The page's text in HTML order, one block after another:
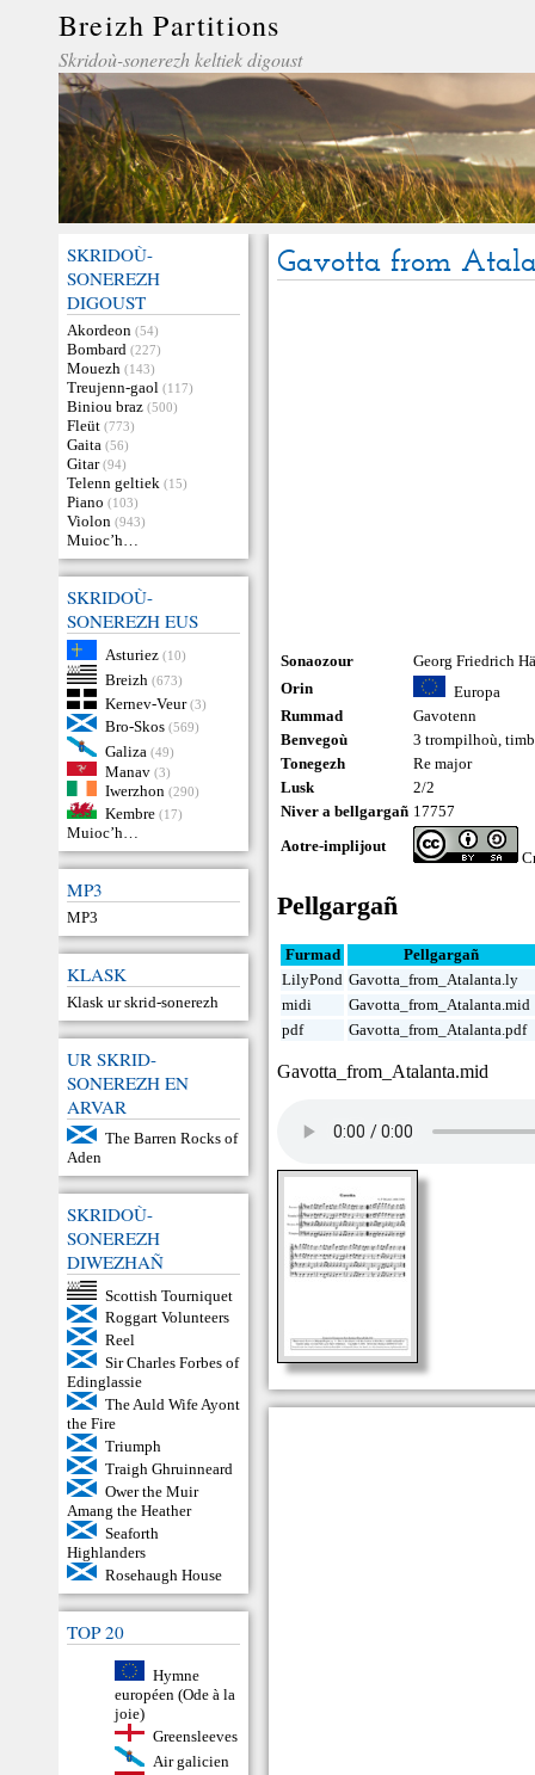
Breizh Partitions
Skridoù-sonerezh keltiek digoust
SKRIDOÙ-
SONEREZH
DIGOUST
Akordeon (54)
Bombard (227)
Mouezh (143)
Treujenn-gaol (117)
Biniou braz (500)
Fleüt (773)
Gaita (56)
Gitar (94)
Telenn geltiek (15)
Piano (103)
Violon (943)
Muioc’h…
SKRIDOÙ-
SONEREZH EUS
Asturiez (10)
Breizh (673)
Kernev-Veur (3)
Bro-Skos (569)
Galiza (49)
Manav (3)
Iwerzhon (290)
Kembre (17)
Muioc’h…
MP3
MP3
KLASK
Klask ur skrid-sonerezh
UR SKRID-
SONEREZH EN
ARVAR
The Barren Rocks of
Aden
SKRIDOÙ-
SONEREZH
DIWEZHAÑ
Scottish Tourniquet
Roggart Volunteers
Reel
Sir Charles Forbes of
Edinglassie
The Auld Wife Ayont
the Fire
Triumph
Traigh Ghruinneard
Ower the Muir
Amang the Heather
Seaforth
Highlanders
Rosehaugh House
TOP 20
Hymne
européen (Ode à la
joie)
Greensleeves
Air galicien
Gavotta from
Sonaozour
Georg Friedrich
Orin
Europa
Rummad
Gavotenn
Benvegoù
3 trompilhoù,
Tonegezh
Re major
Lusk
2/2
Niver a bellgargañ 17757
Aotre-implijout
Pellgargañ
Furmad
Pellgargañ
LilyPond Gavotta_from_Atalanta.ly
midi
Gavotta_from_Atalanta.mid
pdf
Gavotta_from_Atalanta.pdf
Gavotta_from_Atalanta.mid